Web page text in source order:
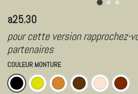
a25.30
pour cette version rapprochez-
partenaires
COULEUR MONTURE